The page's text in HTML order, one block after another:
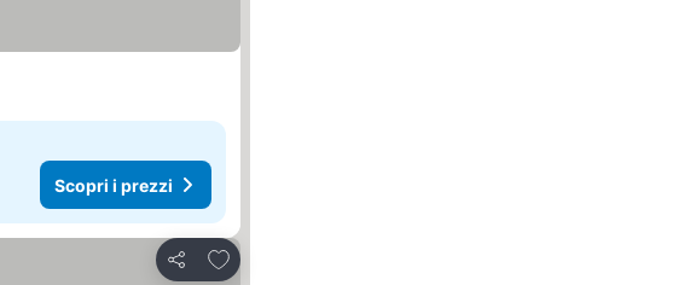
Scopri i prezzi
Condividi
Aggiungi ai preferiti